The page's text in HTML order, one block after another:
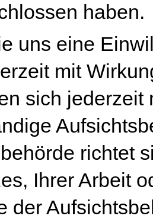
haben.
uns eine
mit
sich jederzeit
richtet
Ihrer Arbeit
der